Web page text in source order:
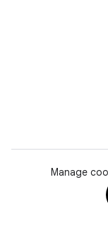
Manage